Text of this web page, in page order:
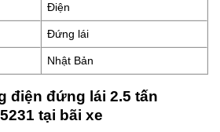
Điện
Đứng lái
Nhật Bản
điện đứng lái 2.5 tấn
tại bãi xe